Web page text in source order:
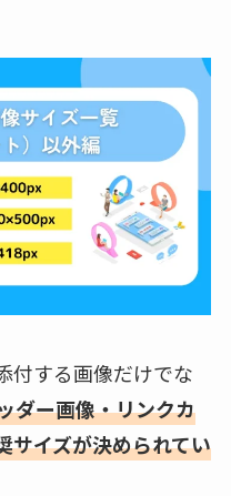
付する画像だけでな
ダー画像・リンクカ
サイズが決められてい